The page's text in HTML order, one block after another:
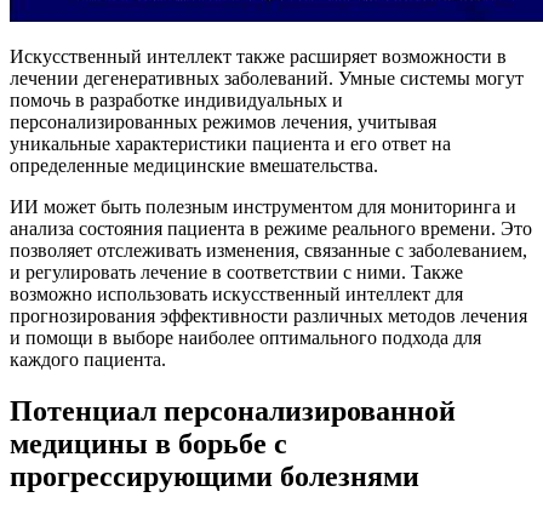
Искусственный интеллект также расширяет возможности в
лечении дегенеративных заболеваний. Умные системы могут
помочь в разработке индивидуальных и
персонализированных режимов лечения, учитывая
уникальные характеристики пациента и его ответ на
определенные медицинские вмешательства.
ИИ может быть полезным инструментом для мониторинга и
анализа состояния пациента в режиме реального времени. Это
позволяет отслеживать изменения, связанные с заболеванием,
и регулировать лечение в соответствии с ними. Также
возможно использовать искусственный интеллект для
прогнозирования эффективности различных методов лечения
и помощи в выборе наиболее оптимального подхода для
каждого пациента.
Потенциал персонализированной
медицины в борьбе с
прогрессирующими болезнями